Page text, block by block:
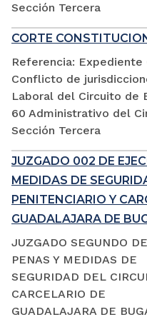
Sección Tercera
CORTE
Referencia: Expediente
Conflicto de
Laboral del Circuito de
60 Administrativo del
Sección Tercera
JUZGADO 002 DE
MEDIDAS DE
PENITENCIARIO Y
GUADALAJARA DE
JUZGADO SEGUNDO
PENAS Y MEDIDAS DE
SEGURIDAD DEL
CARCELARIO DE
GUADALAJARA DE